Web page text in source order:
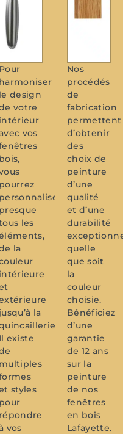
Pour
harmoniser
le design
votre
intérieur
vos
bois,
pourrez
personnaliser
presque
les
la
intérieure
jusqu’à la
Il existe
multiples
styles
pour
répondre
vos
Nos
procédés
de
fabrication
permettent
d’obtenir
des
choix de
peinture
d’une
qualité
et d’une
durabilité
quelle
que soit
la
couleur
choisie.
Bénéficiez
d’une
garantie
de 12 ans
sur la
peinture
de nos
fenêtres
en bois
Lafayette.